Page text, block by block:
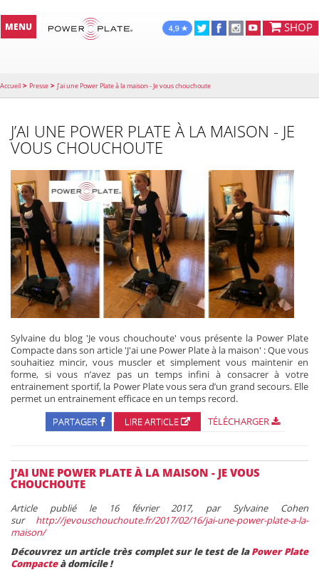
SHOP
MENU
Accueil > Presse > J’ai une Power Plate à la maison - Je vous chouchoute
J’AI UNE POWER PLATE À LA MAISON - JE
VOUS CHOUCHOUTE
Sylvaine du blog 'Je vous chouchoute' vous présente la Power Plate
Compacte dans son article 'J'ai une Power Plate à la maison' : Que vous
souhaitiez mincir, vous muscler et simplement vous maintenir en
forme, si vous n’avez pas un temps infini à consacrer à votre
entrainement sportif, la Power Plate vous sera d’un grand secours. Elle
permet un entrainement efficace en un temps record.
PARTAGER
LIRE ARTICLE TÉLÉCHARGER
J'AI UNE POWER PLATE À LA MAISON - JE VOUS
CHOUCHOUTE
Article publié le 16 février 2017, par Sylvaine Cohen
sur http://jevouschouchoute.fr/2017/02/16/jai-une-power-plate-a-la-
maison/
Découvrez un article très complet sur le test de laPower Plate
Compacteà domicile !